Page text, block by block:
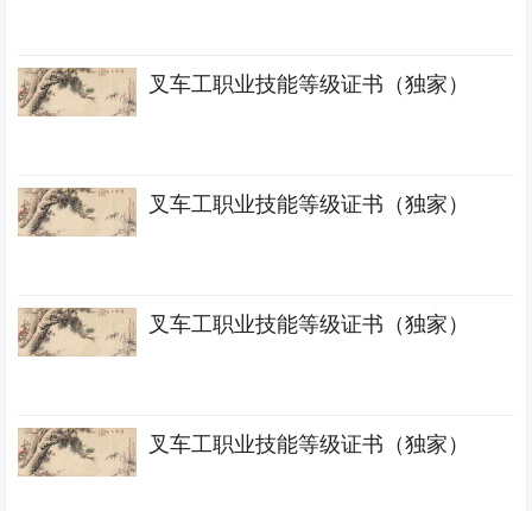
叉车工职业技能等级证书（独家）
叉车工职业技能等级证书（独家）
叉车工职业技能等级证书（独家）
叉车工职业技能等级证书（独家）